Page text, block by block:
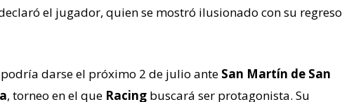
el jugador, quien se mostró ilusionado con su regreso
darse el próximo 2 de julio ante San Martín de San
, torneo en el que Racing buscará ser protagonista. Su